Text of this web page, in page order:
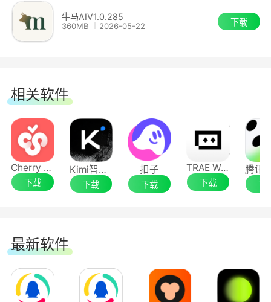
2.AI 时代的超级个体
独立开发者、自由职业者、内容创作者、个人
出一支团队的活，把精力留给真正需要创造力的
事。
3.重复性工作交给牛马
每天被日报周报、数据整理、格式转换、邮件
验收结果。从此告别无意义加班。
软件特色：
牛马AIV1.0.285
360MB 2026-05-22 下载
相关软件
Cherry Studio
下载
Kimi智能助手
下载
扣子
下载
TRAE Work
下载 下
最新软件